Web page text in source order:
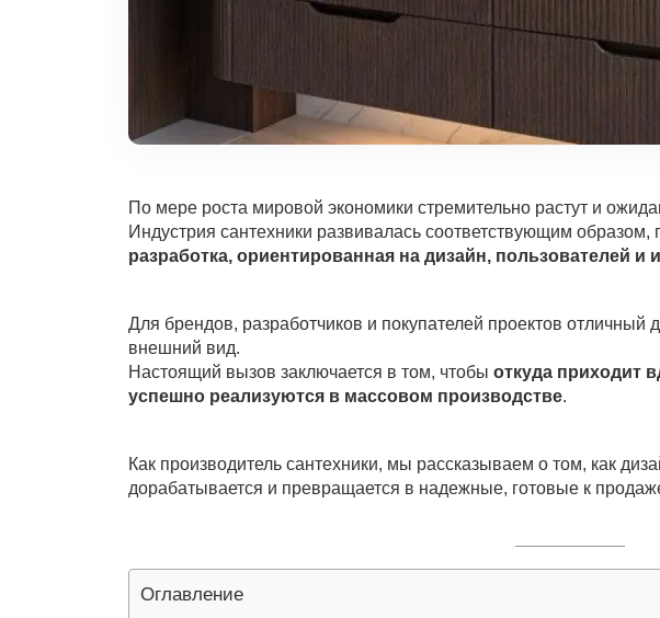
По мере роста мировой экономики стремительно растут и
Индустрия сантехники развивалась соответствующим
разработка, ориентированная на дизайн, пользователей и
Для брендов, разработчиков и покупателей проектов отличный
внешний вид.
Настоящий вызов заключается в том, чтобы откуда приходит
успешно реализуются в массовом производстве.
Как производитель сантехники, мы рассказываем о том, как
дорабатывается и превращается в надежные, готовые к
Оглавление